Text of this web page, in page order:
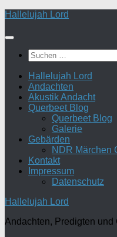
Zum
springen
Hallelujah Lord
Suchen
nach:
Hallelujah Lord
Andachten
Akustik Andacht
Querbeet Blog
Querbeet Blog
Galerie
Gebärden
NDR Märchen
Kontakt
Impressum
Datenschutz
Hallelujah Lord
Andachten, Predigten und